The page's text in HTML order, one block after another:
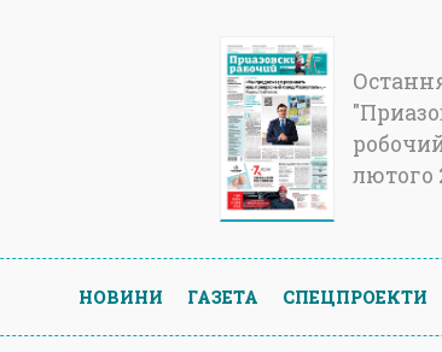
лютого
НОВИНИ ГАЗЕТА СПЕЦПРОЕКТИ